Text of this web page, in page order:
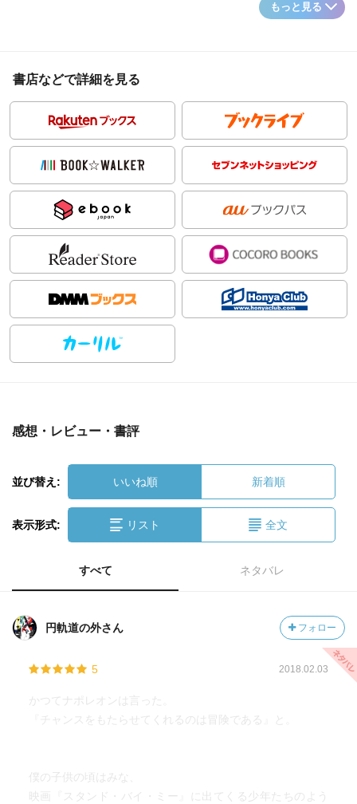
もっと見る
書店などで詳細を見る
感想・レビュー・書評
並び替え: いいね順 新着順
表示形式: リスト 全文
すべて ネタバレ
円軌道の外さん フォロー
5 2018.02.03
かつてナポレオンは言った。
『チャンスをもたらせてくれるのは冒険である』と。
僕の子供の頃はみな、
映画『スタンド・バイ・ミー』に出てくる少年たちのよう